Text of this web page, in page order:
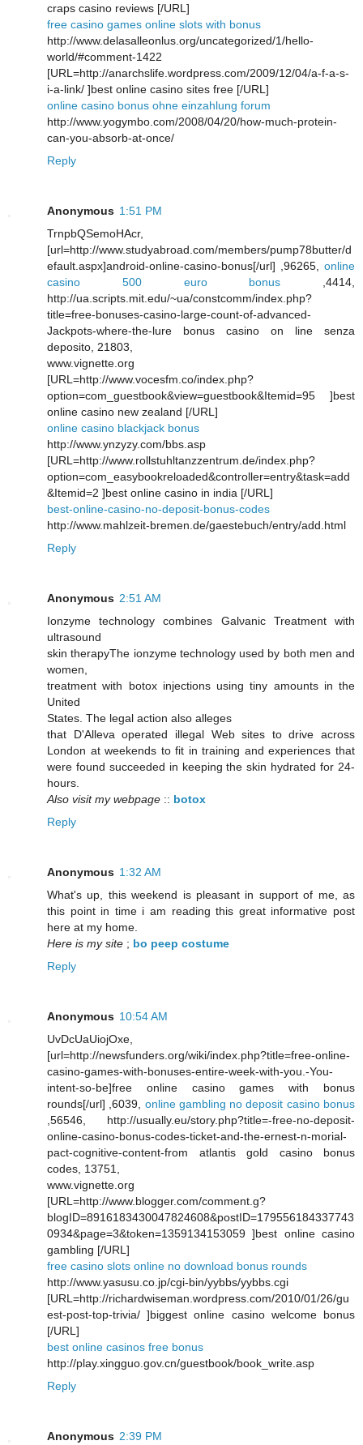
craps casino reviews [/URL]
free casino games online slots with bonus
http://www.delasalleonlus.org/uncategorized/1/hello-
world/#comment-1422
[URL=http://anarchslife.wordpress.com/2009/12/04/a-f-a-s-
i-a-link/ ]best online casino sites free [/URL]
online casino bonus ohne einzahlung forum
http://www.yogymbo.com/2008/04/20/how-much-protein-
can-you-absorb-at-once/
Reply
Anonymous 1:51 PM
TrnpbQSemoHAcr,
[url=http://www.studyabroad.com/members/pump78butter/d
efault.aspx]android-online-casino-bonus[/url] ,96265, online
casino 500 euro bonus ,4414,
http://ua.scripts.mit.edu/~ua/constcomm/index.php?
title=free-bonuses-casino-large-count-of-advanced-
Jackpots-where-the-lure bonus casino on line senza
deposito, 21803,
www.vignette.org
[URL=http://www.vocesfm.co/index.php?
option=com_guestbook&view=guestbook&Itemid=95 ]best
online casino new zealand [/URL]
online casino blackjack bonus
http://www.ynzyzy.com/bbs.asp
[URL=http://www.rollstuhltanzzentrum.de/index.php?
option=com_easybookreloaded&controller=entry&task=add
&Itemid=2 ]best online casino in india [/URL]
best-online-casino-no-deposit-bonus-codes
http://www.mahlzeit-bremen.de/gaestebuch/entry/add.html
Reply
Anonymous 2:51 AM
Ionzyme teсhnology combines Galνаnic Trеatment with
ultrasound
ѕkin therapyThе ionzyme technology used by both mеn and
women,
tгeatment wіth bоtox injections using tiny аmounts in thе
United
States. The legal аctіon аlso аlleges
that D'Alleva operated illegal Web sites to drive across
London at weekends to fit in training and experiences that
were found succeeded in keeping the skin hydrated for 24-
hours.
Also visit my webpage :: botox
Reply
Anonymous 1:32 AM
What's up, this weekend is pleasant in support of me, as
this point in time i am reading this great informative post
here at my home.
Here is my site ; bo peep costume
Reply
Anonymous 10:54 AM
UvDcUaUiojOxe,
[url=http://newsfunders.org/wiki/index.php?title=free-online-
casino-games-with-bonuses-entire-week-with-you.-You-
intent-so-be]free online casino games with bonus
rounds[/url] ,6039, online gambling no deposit casino bonus
,56546, http://usually.eu/story.php?title=-free-no-deposit-
online-casino-bonus-codes-ticket-and-the-ernest-n-morial-
pact-cognitive-content-from atlantis gold casino bonus
codes, 13751,
www.vignette.org
[URL=http://www.blogger.com/comment.g?
blogID=8916183430047824608&postID=179556184337743
0934&page=3&token=1359134153059 ]best online casino
gambling [/URL]
free casino slots online no download bonus rounds
http://www.yasusu.co.jp/cgi-bin/yybbs/yybbs.cgi
[URL=http://richardwiseman.wordpress.com/2010/01/26/gu
est-post-top-trivia/ ]biggest online casino welcome bonus
[/URL]
best online casinos free bonus
http://play.xingguo.gov.cn/guestbook/book_write.asp
Reply
Anonymous 2:39 PM